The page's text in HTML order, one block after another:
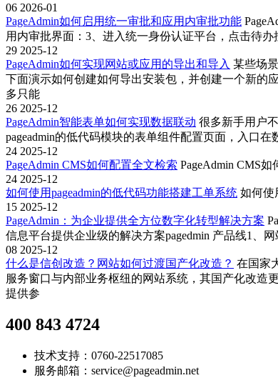
06 2026-01
PageAdmin如何启用统一审批和应用内审批功能
用内审批界面：3、进入统一身份认证平台，点击待
29 2025-12
PageAdmin如何实现网站或应用的导出和导入 某些场
下面演示如何创建如何导出安装包，并创建一个新的
多只能
26 2025-12
PageAdmin智能表单如何实现数据联动 很多新手用户
pageadmin的低代码模块的表单组件配置页面，入口
24 2025-12
PageAdmin CMS如何配置全文检索 PageAdmin CMS
24 2025-12
如何使用pageadmin的低代码功能搭建工单系统 如何使
15 2025-12
PageAdmin：为企业提供全方位数字化转型解决方案
信息平台提供企业级的解决方案pagedmin 产品线1、
08 2025-12
什么是信创改造？网站如何过渡国产化改造？ 在国家
服务窗口与内部业务枢纽的网站系统，其国产化改造
提供参
400 843 4724
技术支持：0760-22517085
服务邮箱：service@pageadmin.net